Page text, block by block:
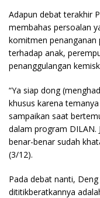
Adapun debat terakhir
membahas persoalan
komitmen penanganan
terhadap anak,
penanggulangan
“Ya siap dong
khusus karena
sampaikan saat
dalam program DILAN.
benar-benar sudah
(3/12).
Pada debat nanti,
dititikberatkannya